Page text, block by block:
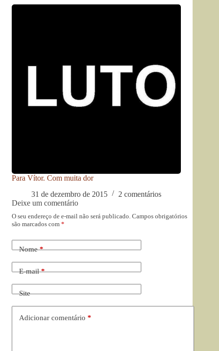
Para Vítor. Com muita dor
31 de dezembro de 2015
2 comentários
Deixe um comentário
O seu endereço de e-mail não será publicado. Campos obrigatórios
são marcados com *
Nome*
E-mail*
Site
Adicionar comentário *